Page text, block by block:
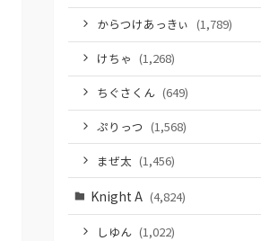
からつけあっきぃ (1,789)
けちゃ (1,268)
ちぐさくん (649)
ぷりっつ (1,568)
まぜ太 (1,456)
Knight A (4,824)
しゆん (1,022)